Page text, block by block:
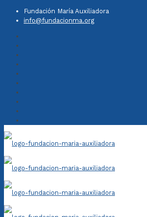
Fundación María Auxiliadora
info@fundacionma.org